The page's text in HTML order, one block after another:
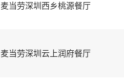
麦当劳深圳西乡桃源餐厅
麦当劳深圳云上润府餐厅